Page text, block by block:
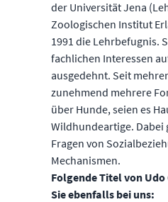
der Universität Jena
Zoologischen Institut
1991 die Lehrbefugnis.
fachlichen Interessen
ausgedehnt. Seit
zunehmend mehrere
über Hunde, seien es
Wildhundeartige. Dabei
Fragen von
Mechanismen.
Folgende Titel von
Sie ebenfalls bei uns: